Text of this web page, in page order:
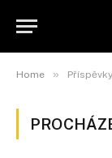
Home »